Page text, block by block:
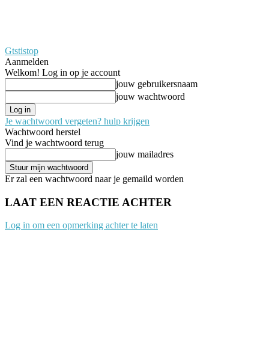
Gtstistop
Aanmelden
Welkom! Log in op je account
jouw gebruikersnaam
jouw wachtwoord
Je wachtwoord vergeten? hulp krijgen
Wachtwoord herstel
Vind je wachtwoord terug
jouw mailadres
Er zal een wachtwoord naar je gemaild worden
LAAT EEN REACTIE ACHTER
Log in om een opmerking achter te laten